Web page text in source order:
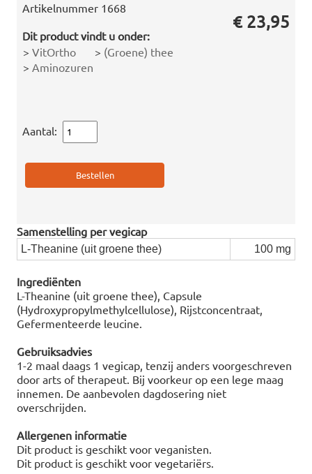
Artikelnummer 1668
Dit product vindt u onder:
> VitOrtho > (Groene) thee
> Aminozuren
€ 23,95
Aantal:
Samenstelling per vegicap
L-Theanine (uit groene thee) 100 mg
Ingrediënten
L-Theanine (uit groene thee), Capsule
(Hydroxypropylmethylcellulose), Rijstconcentraat,
Gefermenteerde leucine.
Gebruiksadvies
1-2 maal daags 1 vegicap, tenzij anders voorgeschreven
door arts of therapeut. Bij voorkeur op een lege maag
innemen. De aanbevolen dagdosering niet
overschrijden.
Allergenen informatie
Dit product is geschikt voor veganisten.
Dit product is geschikt voor vegetariërs.